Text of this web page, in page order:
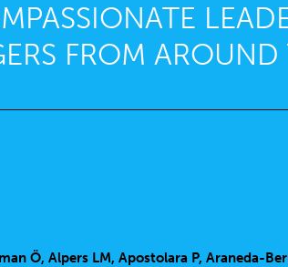
FROM
Ö, Alpers LM, Apostolara P, Araneda-